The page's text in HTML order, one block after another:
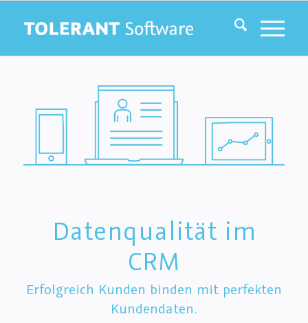
Datenqualität im
CRM
Erfolgreich Kunden binden mit perfekten
Kundendaten.